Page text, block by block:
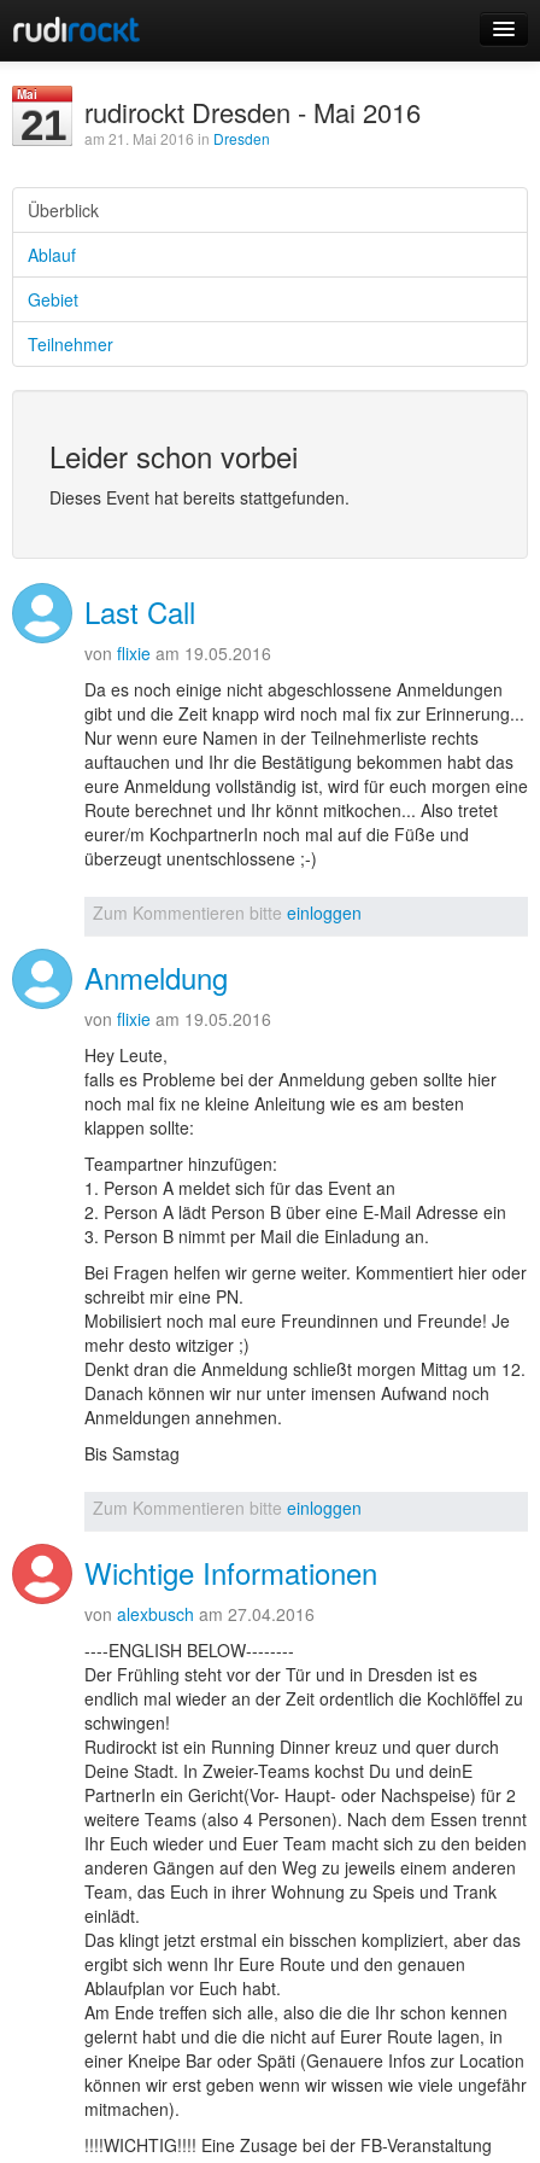
Events
Login
Registrieren
Mai
21 rudirockt Dresden - Mai 2016
am 21. Mai 2016 in Dresden
Überblick
Ablauf
Gebiet
Teilnehmer
Leider schon vorbei
Dieses Event hat bereits stattgefunden.
Last Call
von flixie am 19.05.2016
Da es noch einige nicht abgeschlossene Anmeldungen
gibt und die Zeit knapp wird noch mal fix zur Erinnerung...
Nur wenn eure Namen in der Teilnehmerliste rechts
auftauchen und Ihr die Bestätigung bekommen habt das
eure Anmeldung vollständig ist, wird für euch morgen eine
Route berechnet und Ihr könnt mitkochen... Also tretet
eurer/m KochpartnerIn noch mal auf die Füße und
überzeugt unentschlossene ;-)
Zum Kommentieren bitte einloggen
Anmeldung
von flixie am 19.05.2016
Hey Leute,
falls es Probleme bei der Anmeldung geben sollte hier
noch mal fix ne kleine Anleitung wie es am besten
klappen sollte:
Teampartner hinzufügen:
1. Person A meldet sich für das Event an
2. Person A lädt Person B über eine E-Mail Adresse ein
3. Person B nimmt per Mail die Einladung an.
Bei Fragen helfen wir gerne weiter. Kommentiert hier oder
schreibt mir eine PN.
Mobilisiert noch mal eure Freundinnen und Freunde! Je
mehr desto witziger ;)
Denkt dran die Anmeldung schließt morgen Mittag um 12.
Danach können wir nur unter imensen Aufwand noch
Anmeldungen annehmen.
Bis Samstag
Zum Kommentieren bitte einloggen
Wichtige Informationen
von alexbusch am 27.04.2016
----ENGLISH BELOW--------
Der Frühling steht vor der Tür und in Dresden ist es
endlich mal wieder an der Zeit ordentlich die Kochlöffel zu
schwingen!
Rudirockt ist ein Running Dinner kreuz und quer durch
Deine Stadt. In Zweier-Teams kochst Du und deinE
PartnerIn ein Gericht(Vor- Haupt- oder Nachspeise) für 2
weitere Teams (also 4 Personen). Nach dem Essen trennt
Ihr Euch wieder und Euer Team macht sich zu den beiden
anderen Gängen auf den Weg zu jeweils einem anderen
Team, das Euch in ihrer Wohnung zu Speis und Trank
einlädt.
Das klingt jetzt erstmal ein bisschen kompliziert, aber das
ergibt sich wenn Ihr Eure Route und den genauen
Ablaufplan vor Euch habt.
Am Ende treffen sich alle, also die die Ihr schon kennen
gelernt habt und die die nicht auf Eurer Route lagen, in
einer Kneipe Bar oder Späti (Genauere Infos zur Location
können wir erst geben wenn wir wissen wie viele ungefähr
mitmachen).
!!!!WICHTIG!!!! Eine Zusage bei der FB-Veranstaltung